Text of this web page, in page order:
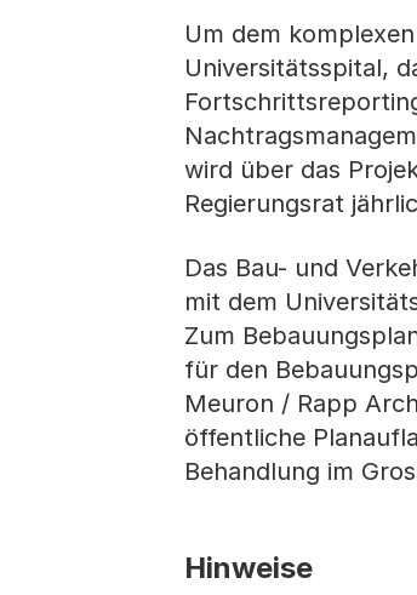
Um dem
Universitätsspital,
wird über das
Regierungsrat
Das Bau- und
mit dem
Zum
für den
Meuron / Rapp
öffentliche
Behandlung im
Hinweise